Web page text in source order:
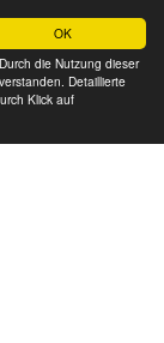
OK
die Nutzung dieser
Detaillierte
Klick auf